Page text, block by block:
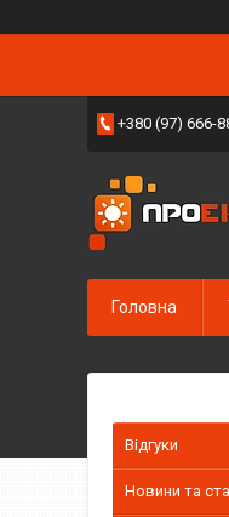
+380 (97) 666-
Головна
Відгуки
Новини та